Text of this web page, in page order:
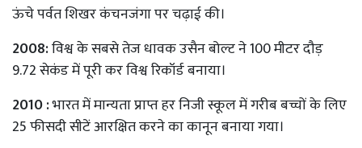
ऊंचे पर्वत शिखर कंचनजंगा पर चढ़ाई की।
2008:विश्व के सबसे तेज धावक उसैन बोल्ट ने 100 मीटर दौड़
9.72 सेकंड में पूरी कर विश्व रिकॉर्ड बनाया।
2010 :भारत में मान्यता प्राप्त हर निजी स्कूल में गरीब बच्चों के लिए
25 फीसदी सीटें आरक्षित करने का कानून बनाया गया।